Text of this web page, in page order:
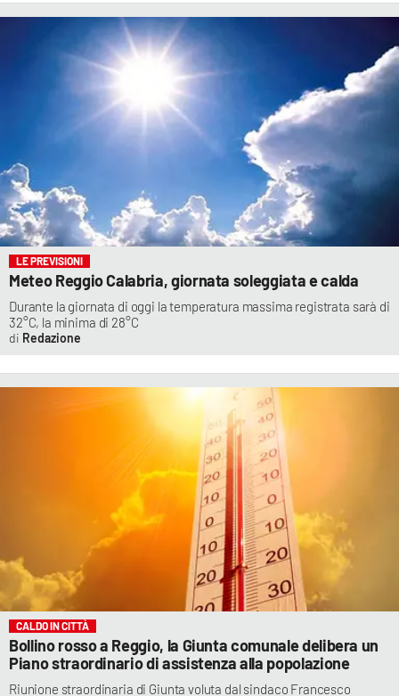
LE PREVISIONI
Meteo Reggio Calabria, giornata soleggiata e calda
Durante la giornata di oggi la temperatura massima registrata sarà di
32°C, la minima di 28°C
Redazione
CALDO IN CITTÀ
Bollino rosso a Reggio, la Giunta comunale delibera un
Piano straordinario di assistenza alla popolazione
Riunione straordinaria di Giunta voluta dal sindaco Francesco